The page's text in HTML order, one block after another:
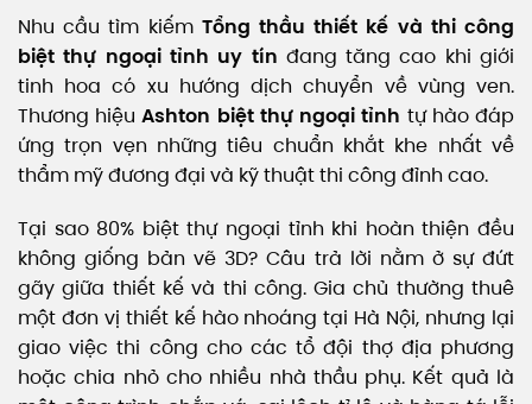
Nhu cầu tìm kiếm Tổng thầu thiết kế và thi công
biệt thự ngoại tỉnh uy tín đang tăng cao khi giới
tinh hoa có xu hướng dịch chuyển về vùng ven.
Thương hiệuAshton biệt thự ngoại tỉnh tự hào đáp
ứng trọn vẹn những tiêu chuẩn khắt khe nhất về
thẩm mỹ đương đại và kỹ thuật thi công đỉnh cao.
Tại sao 80% biệt thự ngoại tỉnh khi hoàn thiện đều
không giống bản vẽ 3D? Câu trả lời nằm ở sự đứt
gãy giữa thiết kế và thi công. Gia chủ thường thuê
một đơn vị thiết kế hào nhoáng tại Hà Nội, nhưng lại
giao việc thi công cho các tổ đội thợ địa phương
hoặc chia nhỏ cho nhiều nhà thầu phụ. Kết quả là